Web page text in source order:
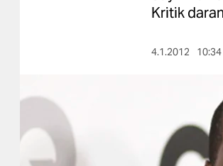
wahrheit
Kritik
4.1.2012